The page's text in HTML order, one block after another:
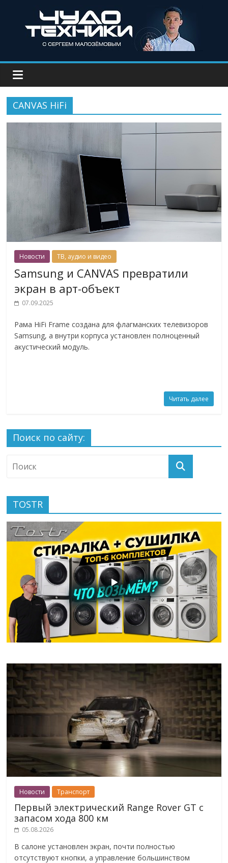
CANVAS HiFi
Новости ТВ, аудио и видео
Samsung и CANVAS превратили
экран в арт-объект
07.09.2025
Рама HiFi Frame создана для флагманских телевизоров
Samsung, а внутри корпуса установлен полноценный
акустический модуль.
Читать далее
Поиск по сайту:
TOSTR
Новости Транспорт
Первый электрический Range Rover GT с
запасом хода 800 км
05.08.2026
В салоне установлен экран, почти полностью
отсутствуют кнопки, а управление большинством